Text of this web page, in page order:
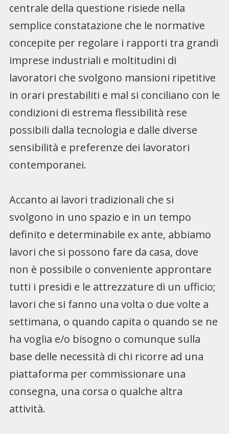
centrale della questione risiede nella
semplice constatazione che le normative
concepite per regolare i rapporti tra grandi
imprese industriali e moltitudini di
lavoratori che svolgono mansioni ripetitive
in orari prestabiliti e mal si conciliano con le
condizioni di estrema flessibilità rese
possibili dalla tecnologia e dalle diverse
sensibilità e preferenze dei lavoratori
contemporanei.
Accanto ai lavori tradizionali che si
svolgono in uno spazio e in un tempo
definito e determinabile ex ante, abbiamo
lavori che si possono fare da casa, dove
non è possibile o conveniente approntare
tutti i presidi e le attrezzature di un ufficio;
lavori che si fanno una volta o due volte a
settimana, o quando capita o quando se ne
ha voglia e/o bisogno o comunque sulla
base delle necessità di chi ricorre ad una
piattaforma per commissionare una
consegna, una corsa o qualche altra
attività.